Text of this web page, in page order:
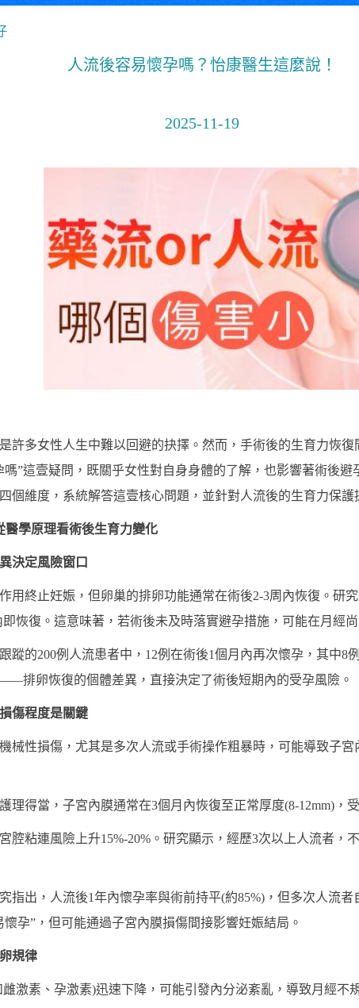
人流後容易懷孕嗎？怡康醫生這麼說！
2025-11-19
許多女性人生中難以回避的抉擇。然而，手術後的生育力恢
嗎”這壹疑問，既關乎女性對自身身體的了解，也影響著術後
個維度，系統解答這壹核心問題，並針對人流後的生育力保護
學原理看術後生育力變化
決定風險窗口
用終止妊娠，但卵巢的排卵功能通常在術後2-3周內恢復。研
恢復。這意味著，若術後未及時落實避孕措施，可能在月經
蹤的200例人流患者中，12例在術後1個月內再次懷孕，其中8
排卵恢復的個體差異，直接決定了術後短期內的受孕風險。
傷程度是關鍵
械性損傷，尤其是多次人流或手術操作粗暴時，可能導致子宮
理得當，子宮內膜通常在3個月內恢復至正常厚度(8-12mm)，
腔粘連風險上升15%-20%。研究顯示，經歷3次以上人流者，
指出，人流後1年內懷孕率與術前持平(約85%)，但多次人流
孕”，但可能通過子宮內膜損傷間接影響妊娠結局。
規律
激素、孕激素)迅速下降，可能引發內分泌紊亂，導致月經不